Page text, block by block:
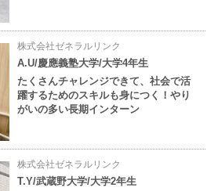
株式会社ゼネラルリンク
A.U/慶應義塾大学/大学4年生
たくさんチャレンジできて、社会で活
躍するためのスキルも身につく！やり
がいの多い長期インターン
株式会社ゼネラルリンク
T.Y/武蔵野大学/大学2年生